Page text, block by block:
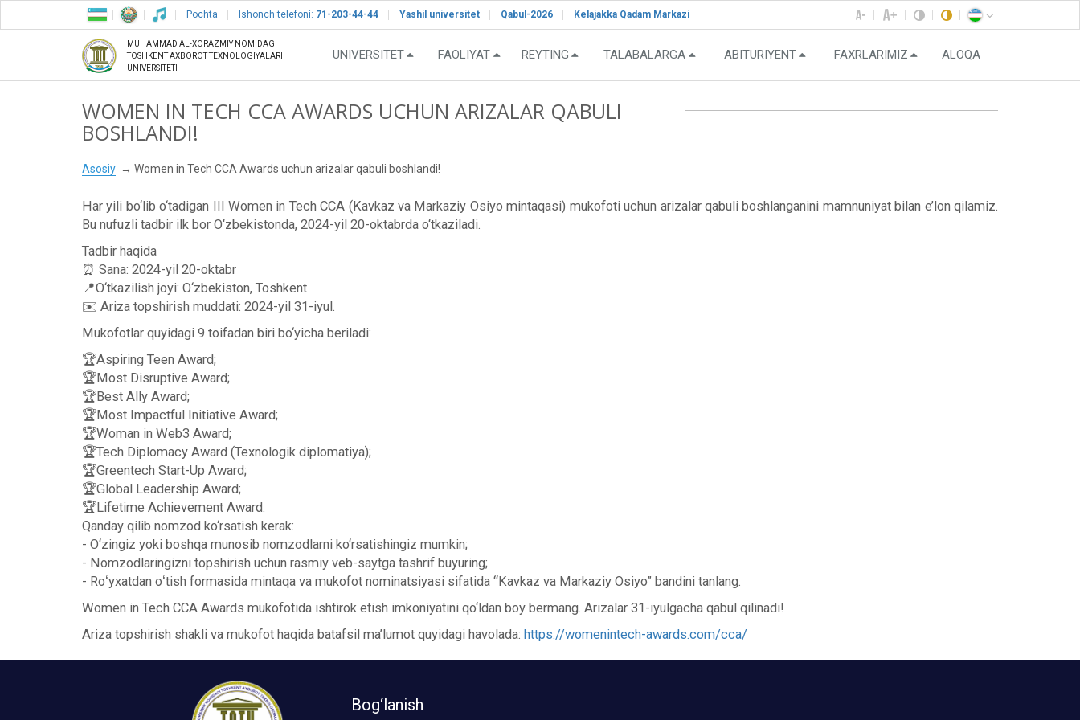
Pochta Ishonch telefoni: 71-203-44-44 Yashil universitet Qabul-2026 Kelajakka Qadam Markazi
MUHAMMAD AL-XORAZMIY NOMIDAGI
TOSHKENT AXBOROT TEXNOLOGIYALARI
UNIVERSITETI
UNIVERSITET FAOLIYAT REYTING TALABALARGA ABITURIYENT FAXRLARIMIZ ALOQA
WOMEN IN TECH CCA AWARDS UCHUN ARIZALAR QABULI
BOSHLANDI!
Asosiy Women in Tech CCA Awards uchun arizalar qabuli boshlandi!
Har yili bo‘lib o‘tadigan III Women in Tech CCA (Kavkaz va Markaziy Osiyo mintaqasi) mukofoti uchun arizalar qabuli boshlanganini mamnuniyat bilan e’lon qilamiz.
Bu nufuzli tadbir ilk bor O‘zbekistonda, 2024-yil 20-oktabrda o‘tkaziladi.
Tadbir haqida
⏰ Sana: 2024-yil 20-oktabr
📍O‘tkazilish joyi: O‘zbekiston, Toshkent
✉️ Ariza topshirish muddati: 2024-yil 31-iyul.
Mukofotlar quyidagi 9 toifadan biri bo‘yicha beriladi:
🏆Aspiring Teen Award;
🏆Most Disruptive Award;
🏆Best Ally Award;
🏆Most Impactful Initiative Award;
🏆Woman in Web3 Award;
🏆Tech Diplomacy Award (Texnologik diplomatiya);
🏆Greentech Start-Up Award;
🏆Global Leadership Award;
🏆Lifetime Achievement Award.
Qanday qilib nomzod ko‘rsatish kerak:
- O‘zingiz yoki boshqa munosib nomzodlarni ko‘rsatishingiz mumkin;
- Nomzodlaringizni topshirish uchun rasmiy veb-saytga tashrif buyuring;
- Roʻyxatdan oʻtish formasida mintaqa va mukofot nominatsiyasi sifatida “Kavkaz va Markaziy Osiyo” bandini tanlang.
Women in Tech CCA Awards mukofotida ishtirok etish imkoniyatini qo‘ldan boy bermang. Arizalar 31-iyulgacha qabul qilinadi!
Ariza topshirish shakli va mukofot haqida batafsil ma’lumot quyidagi havolada: https://womenintech-awards.com/cca/
Bog‘lanish